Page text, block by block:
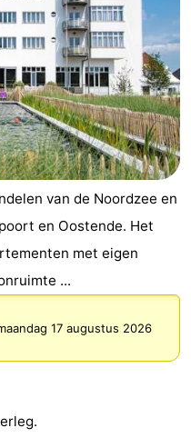
van de Noordzee en
en Oostende. Het
met eigen
...
17 augustus 2026